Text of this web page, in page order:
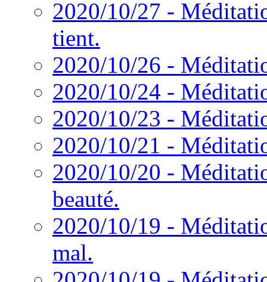
2020/10/27 -
tient.
2020/10/26 -
2020/10/24 -
2020/10/23 -
2020/10/21 -
2020/10/20 -
beauté.
2020/10/19 -
mal.